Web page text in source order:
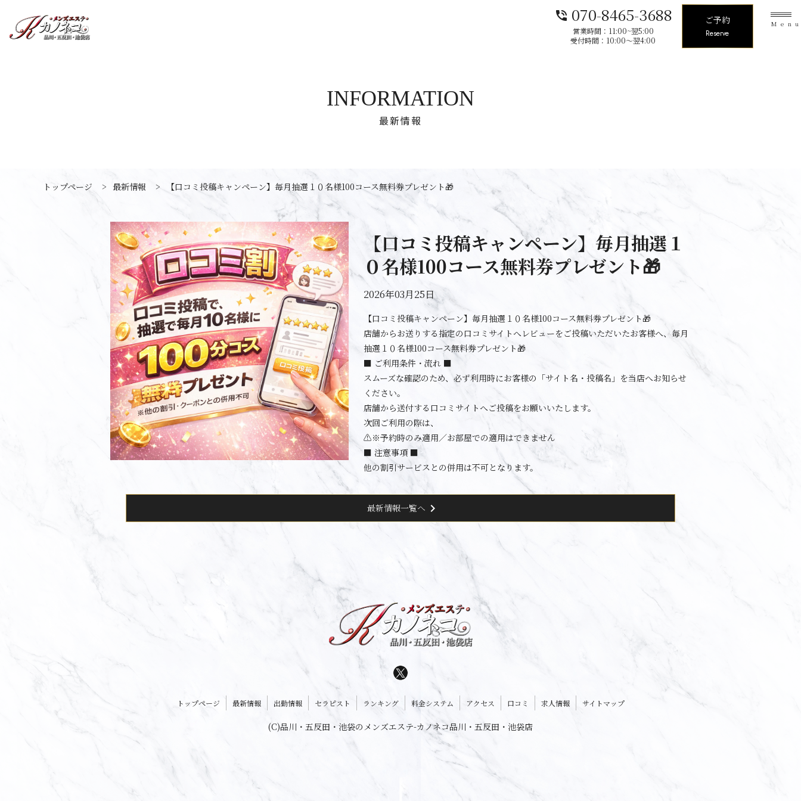
phone_in_talk 070-8465-3688
営業時間：11:00~翌5:00
受付時間：10:00〜翌4:00
ご予約
Reserve
最新情報
INFORMATION
トップページ > 最新情報 > 【口コミ投稿キャンペーン】毎月抽選１０名様100コース無料券プレゼント🎁
【口コミ投稿キャンペーン】毎月抽選１
０名様100コース無料券プレゼント🎁
2026年03月25日
【口コミ投稿キャンペーン】毎月抽選１０名様100コース無料券プレゼント🎁
店舗からお送りする指定の口コミサイトへレビューをご投稿いただいたお客様へ、毎月
抽選１０名様100コース無料券プレゼント🎁
■ ご利用条件・流れ ■
スムーズな確認のため、必ず利用時にお客様の「サイト名・投稿名」を当店へお知らせ
ください。
店舗から送付する口コミサイトへご投稿をお願いいたします。
次回ご利用の際は、
⚠️※予約時のみ適用／お部屋での適用はできません
■ 注意事項 ■
他の割引サービスとの併用は不可となります。
最新情報一覧へ chevron_right
トップページ 最新情報 出勤情報 セラピスト ランキング 料金システム アクセス 口コミ 求人情報 サイトマップ
(C)品川・五反田・池袋のメンズエステ-カノネコ品川・五反田・池袋店